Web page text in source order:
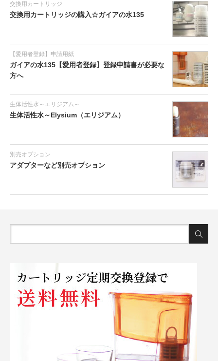
交換用カートリッジ
交換用カートリッジの購入☆ガイアの水135
【愛用者登録】申請用紙
ガイアの水135【愛用者登録】登録申請書が必要な
方へ
生体活性水～エリジアム～
生体活性水～Elysium（エリジアム）
別売オプション
アダプターなど別売オプション